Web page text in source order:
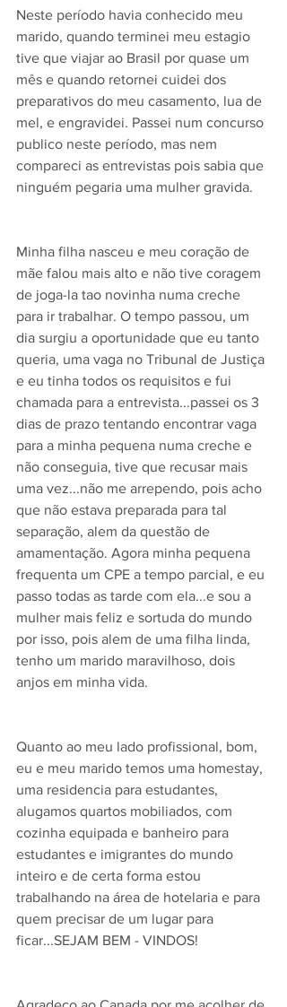
Neste período havia conhecido meu
marido, quando terminei meu estagio
tive que viajar ao Brasil por quase um
mês e quando retornei cuidei dos
preparativos do meu casamento, lua de
mel, e engravidei. Passei num concurso
publico neste período, mas nem
compareci as entrevistas pois sabia que
ninguém pegaria uma mulher gravida.
Minha filha nasceu e meu coração de
mãe falou mais alto e não tive coragem
de joga-la tao novinha numa creche
para ir trabalhar. O tempo passou, um
dia surgiu a oportunidade que eu tanto
queria, uma vaga no Tribunal de Justiça
e eu tinha todos os requisitos e fui
chamada para a entrevista...passei os 3
dias de prazo tentando encontrar vaga
para a minha pequena numa creche e
não conseguia, tive que recusar mais
uma vez...não me arrependo, pois acho
que não estava preparada para tal
separação, alem da questão de
amamentação. Agora minha pequena
frequenta um CPE a tempo parcial, e eu
passo todas as tarde com ela...e sou a
mulher mais feliz e sortuda do mundo
por isso, pois alem de uma filha linda,
tenho um marido maravilhoso, dois
anjos em minha vida.
Quanto ao meu lado profissional, bom,
eu e meu marido temos uma homestay,
uma residencia para estudantes,
alugamos quartos mobiliados, com
cozinha equipada e banheiro para
estudantes e imigrantes do mundo
inteiro e de certa forma estou
trabalhando na área de hotelaria e para
quem precisar de um lugar para
ficar...SEJAM BEM - VINDOS!